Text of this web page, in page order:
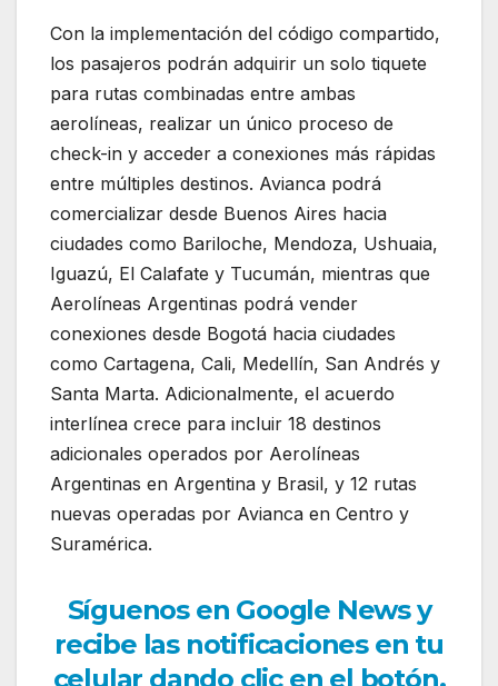
Con la implementación del código compartido,
los pasajeros podrán adquirir un solo tiquete
para rutas combinadas entre ambas
aerolíneas, realizar un único proceso de
check-in y acceder a conexiones más rápidas
entre múltiples destinos. Avianca podrá
comercializar desde Buenos Aires hacia
ciudades como Bariloche, Mendoza, Ushuaia,
Iguazú, El Calafate y Tucumán, mientras que
Aerolíneas Argentinas podrá vender
conexiones desde Bogotá hacia ciudades
como Cartagena, Cali, Medellín, San Andrés y
Santa Marta. Adicionalmente, el acuerdo
interlínea crece para incluir 18 destinos
adicionales operados por Aerolíneas
Argentinas en Argentina y Brasil, y 12 rutas
nuevas operadas por Avianca en Centro y
Suramérica.
Síguenos en Google News y
recibe las notificaciones en tu
celular dando clic en el botón.